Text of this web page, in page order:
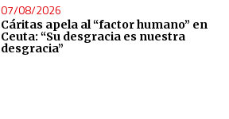
07/08/2026
Cáritas apela al “factor humano” en
Ceuta: “Su desgracia es nuestra
desgracia”